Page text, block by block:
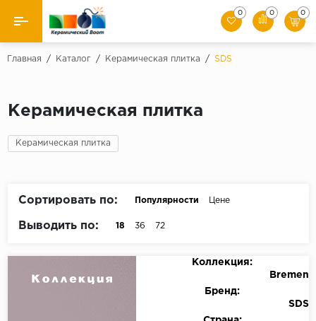
Назад
Керамическая плитка
Керамогранит
0 0 0
Главная / Каталог / Керамическая плитка / SDS
Керамическая плитка
Керамическая плитка
Сортировать по: Популярности Цене
Выводить по: 18 36 72
Коллекция:
Bremen
Бренд:
SDS